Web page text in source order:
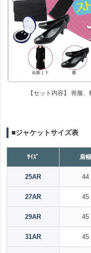
【セット内容】 喪服
■ジャケットサイズ表
ｻｲｽﾞ 肩幅
25AR 44
27AR 45
29AR 45
31AR 45